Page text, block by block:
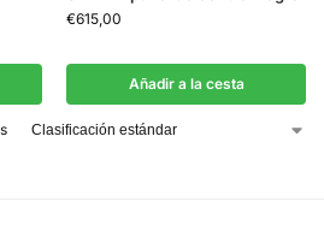
€615,00
Añadir a la cesta